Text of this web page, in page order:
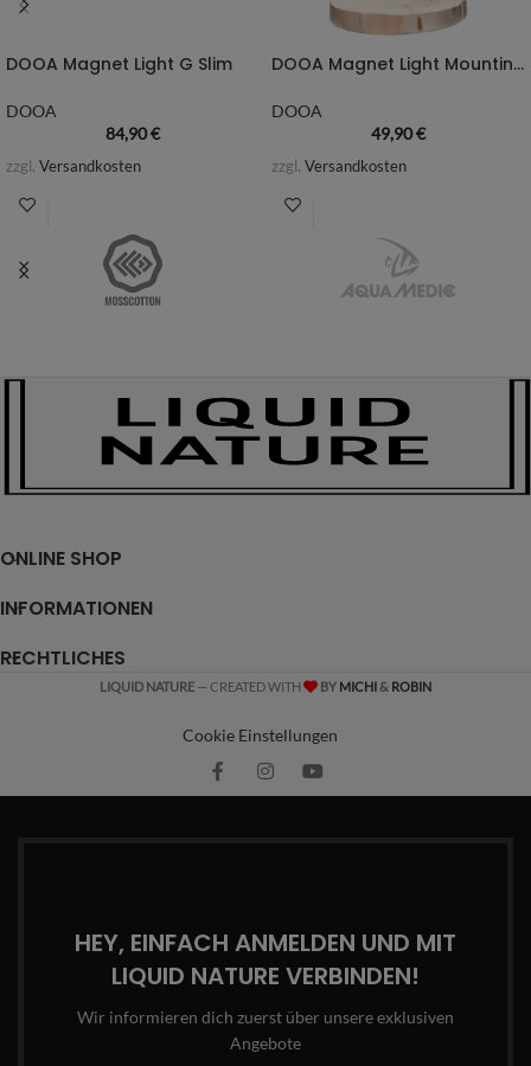
DOOA Magnet Light G Slim
DOOA
84,90€
zzgl. Versandkosten
DOOA Magnet Light Mounting Arm (für Wood Base)
DOOA
49,90€
zzgl. Versandkosten
ONLINE SHOP
INFORMATIONEN
RECHTLICHES
LIQUID NATURE — CREATED WITH BY MICHI& ROBIN
Cookie Einstellungen
HEY, EINFACH ANMELDEN UND MIT
LIQUID NATURE VERBINDEN!
Wir informieren dich zuerst über unsere exklusiven
Angebote